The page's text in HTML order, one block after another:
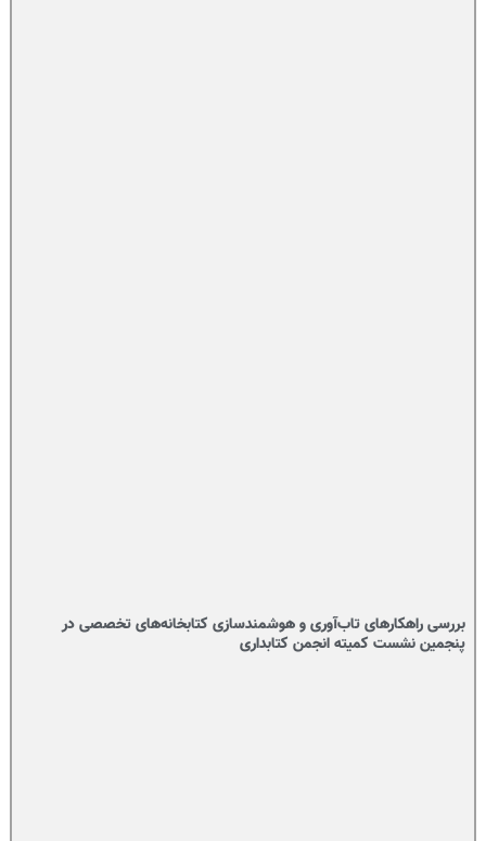
بررسی راهکارهای تاب‌آوری و هوشمندسازی کتابخانه‌های تخصصی در
پنجمین نشست کمیته انجمن کتابداری